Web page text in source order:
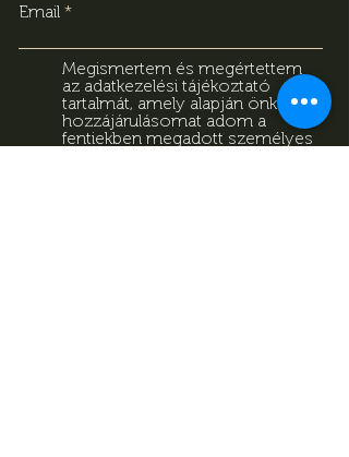
Email
Megismertem és megértettem
az adatkezelési tájékoztató
tartalmát, amely alapján önkéntes
hozzájárulásomat adom a
fentiekben megadott személyes